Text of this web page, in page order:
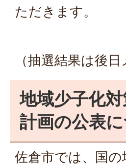
ただきます。
（抽選結果は後
地域少子化
計画の公表
佐倉市では、国